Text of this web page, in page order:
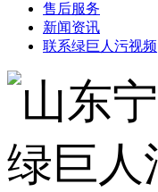
售后服务
新闻资讯
联系绿巨人污视频